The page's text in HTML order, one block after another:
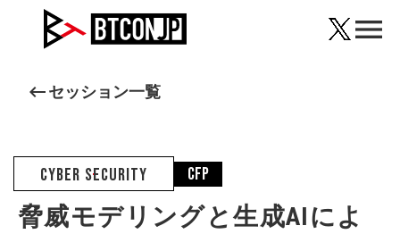
menu
keyboard_backspaceセッション一覧
CYBER SECURITY CfP
脅威モデリングと生成AIによ